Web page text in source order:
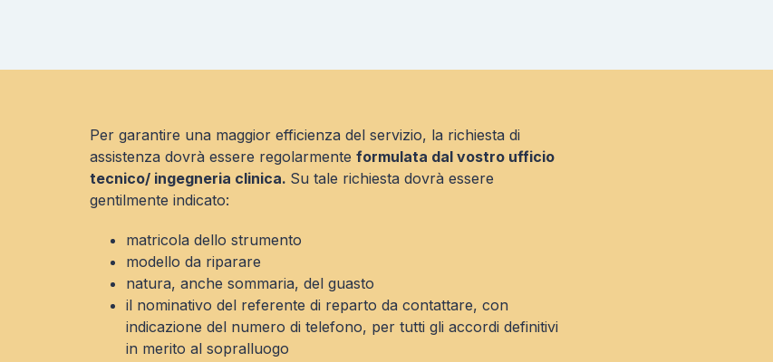
Per garantire una maggior efficienza del servizio, la richiesta di
assistenza dovrà essere regolarmente formulata dal vostro ufficio
tecnico/ ingegneria clinica. Su tale richiesta dovrà essere
gentilmente indicato:
matricola dello strumento
modello da riparare
natura, anche sommaria, del guasto
il nominativo del referente di reparto da contattare, con
indicazione del numero di telefono, per tutti gli accordi definitivi
in merito al sopralluogo